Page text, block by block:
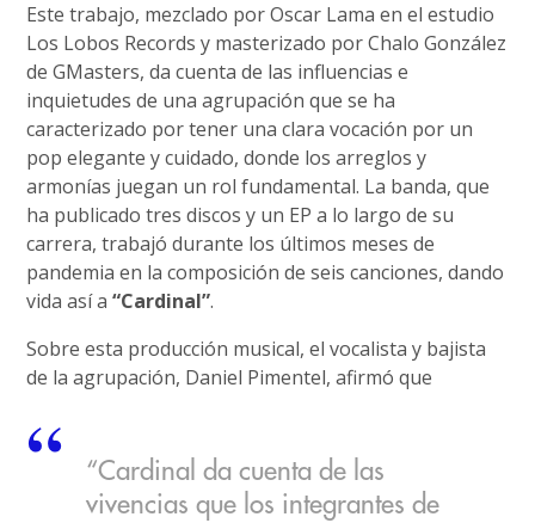
Este trabajo, mezclado por Oscar Lama en el estudio
Los Lobos Records y masterizado por Chalo González
de GMasters, da cuenta de las influencias e
inquietudes de una agrupación que se ha
caracterizado por tener una clara vocación por un
pop elegante y cuidado, donde los arreglos y
armonías juegan un rol fundamental. La banda, que
ha publicado tres discos y un EP a lo largo de su
carrera, trabajó durante los últimos meses de
pandemia en la composición de seis canciones, dando
vida así a“Cardinal”.
Sobre esta producción musical, el vocalista y bajista
de la agrupación, Daniel Pimentel, afirmó que
“Cardinal da cuenta de las
vivencias que los integrantes de